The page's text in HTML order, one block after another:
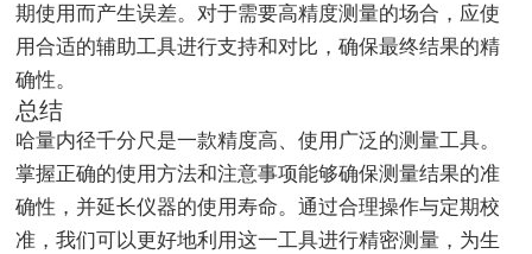
期使用而产生误差。对于需要高精度测量的场合，应使
用合适的辅助工具进行支持和对比，确保最终结果的精
确性。
总结
哈量内径千分尺是一款精度高、使用广泛的测量工具。
掌握正确的使用方法和注意事项能够确保测量结果的准
确性，并延长仪器的使用寿命。通过合理操作与定期校
准，我们可以更好地利用这一工具进行精密测量，为生